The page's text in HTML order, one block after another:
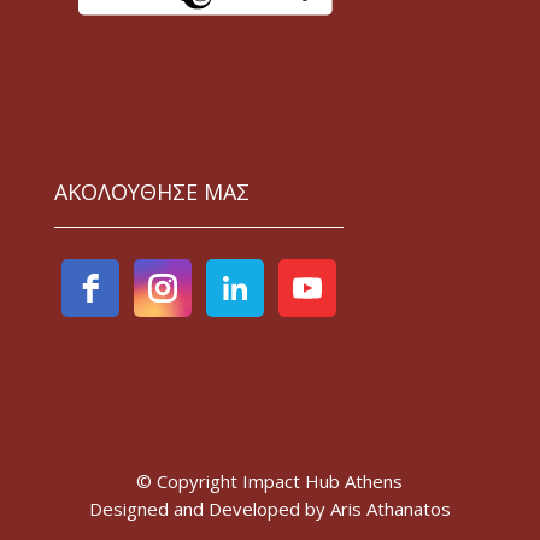
ΑΚΟΛΟΥΘΗΣΕ ΜΑΣ
© Copyright Impact Hub Athens
Designed and Developed by Aris Athanatos